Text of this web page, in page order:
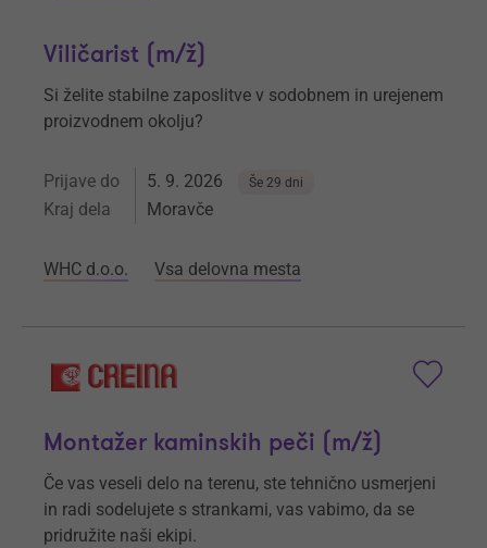
Viličarist (m/ž)
Si želite stabilne zaposlitve v sodobnem in urejenem
proizvodnem okolju?
Prijave do 5. 9. 2026 Še 29 dni
Kraj dela Moravče
WHC d.o.o. Vsa delovna mesta
Montažer kaminskih peči (m/ž)
Če vas veseli delo na terenu, ste tehnično usmerjeni
in radi sodelujete s strankami, vas vabimo, da se
pridružite naši ekipi.